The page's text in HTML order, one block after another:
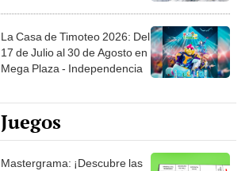
La Casa de Timoteo 2026: Del
17 de Julio al 30 de Agosto en
Mega Plaza - Independencia
Juegos
Mastergrama: ¡Descubre las